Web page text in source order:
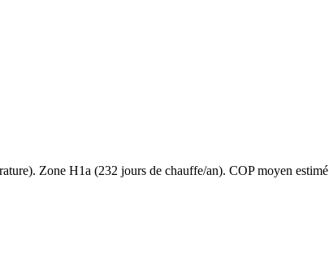
). Zone H1a (232 jours de chauffe/an). COP moyen estimé